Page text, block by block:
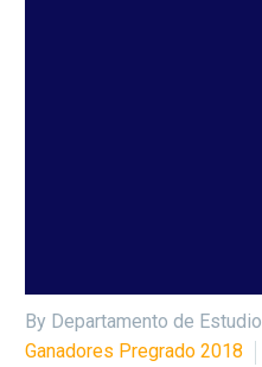
By Departamento de
Ganadores Pregrado 2018